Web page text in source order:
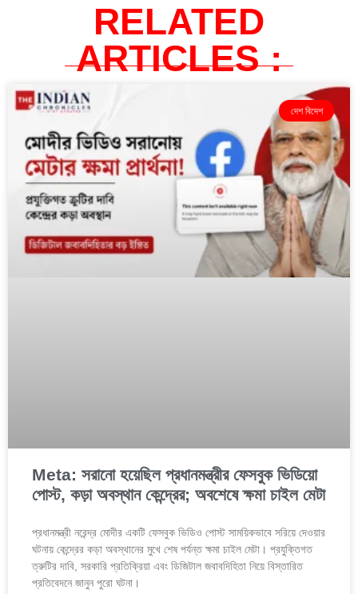
RELATED
ARTICLES :
দেশ বিদেশ
Meta: সরানো হয়েছিল প্রধানমন্ত্রীর ফেসবুক ভিডিয়ো
পোস্ট, কড়া অবস্থান কেন্দ্রের; অবশেষে ক্ষমা চাইল মেটা
প্রধানমন্ত্রী নরেন্দ্র মোদীর একটি ফেসবুক ভিডিও পোস্ট সাময়িকভাবে সরিয়ে দেওয়ার
ঘটনায় কেন্দ্রের কড়া অবস্থানের মুখে শেষ পর্যন্ত ক্ষমা চাইল মেটা। প্রযুক্তিগত
ত্রুটির দাবি, সরকারি প্রতিক্রিয়া এবং ডিজিটাল জবাবদিহিতা নিয়ে বিস্তারিত
প্রতিবেদনে জানুন পুরো ঘটনা।